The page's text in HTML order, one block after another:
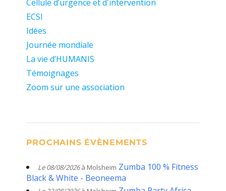
Cellule d’urgence et d'intervention
ECSI
Idées
Journée mondiale
La vie d’HUMANIS
Témoignages
Zoom sur une association
PROCHAINS ÉVÈNEMENTS
Le 08/08/2026à Molsheim Zumba 100 % Fitness
Black & White - Beoneema